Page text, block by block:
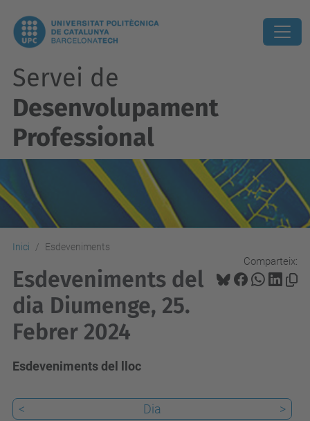
Servei de
Desenvolupament
Professional
Inici Esdeveniments
Comparteix:
Esdeveniments del
dia Diumenge, 25.
Febrer 2024
Esdeveniments del lloc
< Dia
>